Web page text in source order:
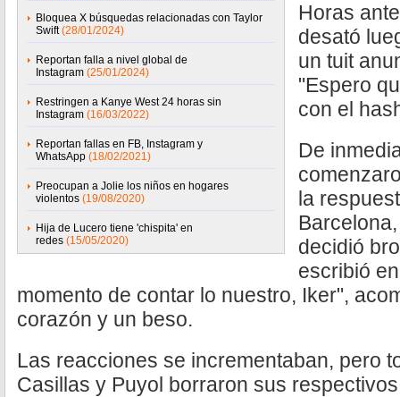
Bloquea X búsquedas relacionadas con Taylor
Swift (28/01/2024)
Reportan falla a nivel global de
Instagram (25/01/2024)
Restringen a Kanye West 24 horas sin
Instagram (16/03/2022)
Reportan fallas en FB, Instagram y
WhatsApp (18/02/2021)
Preocupan a Jolie los niños en hogares
violentos (19/08/2020)
Hija de Lucero tiene 'chispita' en
redes (15/05/2020)
Horas
desató
un tuit
"Espero
con el
De
la
decidió
escribió
momento de contar lo nuestro, Iker",
corazón y un beso.
Las reacciones se incrementaban, pero
Casillas y Puyol borraron sus